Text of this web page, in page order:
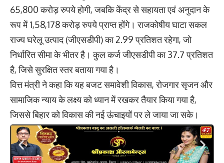
65,800 करोड़ रुपये होगी, जबकि केंद्र से सहायता एवं अनुदान के
रूप में 1,58,178 करोड़ रुपये प्राप्त होंगे। राजकोषीय घाटा सकल
राज्य घरेलू उत्पाद (जीएसडीपी) का 2.99 प्रतिशत रहेगा, जो
निर्धारित सीमा के भीतर है। कुल कर्ज जीएसडीपी का 37.7 प्रतिशत
है, जिसे सुरक्षित स्तर बताया गया है।
वित्त मंत्री ने कहा कि यह बजट समावेशी विकास, रोजगार सृजन और
सामाजिक न्याय के लक्ष्य को ध्यान में रखकर तैयार किया गया है,
जिससे बिहार को विकास की नई ऊंचाइयों पर ले जाया जा सके।